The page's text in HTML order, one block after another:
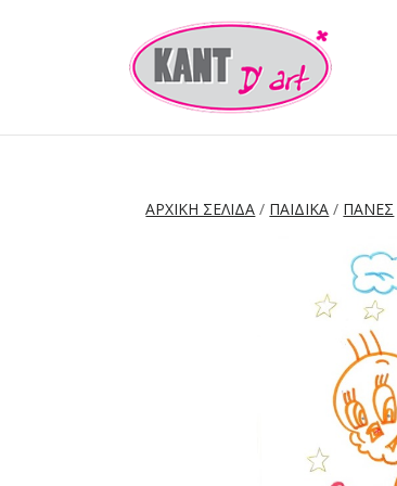
ΑΡΧΙΚΉ ΣΕΛΊΔΑ / ΠΑΙΔΙΚΑ / ΠΑΝΕΣ